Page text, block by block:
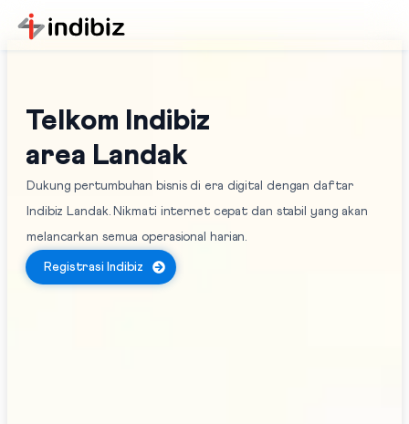
Telkom Indibiz
area Landak
Dukung pertumbuhan bisnis di era digital dengan daftar
Indibiz Landak. Nikmati internet cepat dan stabil yang akan
melancarkan semua operasional harian.
Registrasi Indibiz